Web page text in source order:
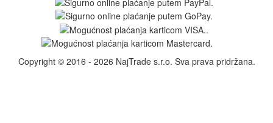
Copyright © 2016 - 2026 NajTrade s.r.o. Sva prava pridržana.